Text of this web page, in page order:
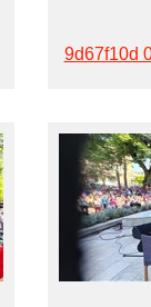
9d67f10d